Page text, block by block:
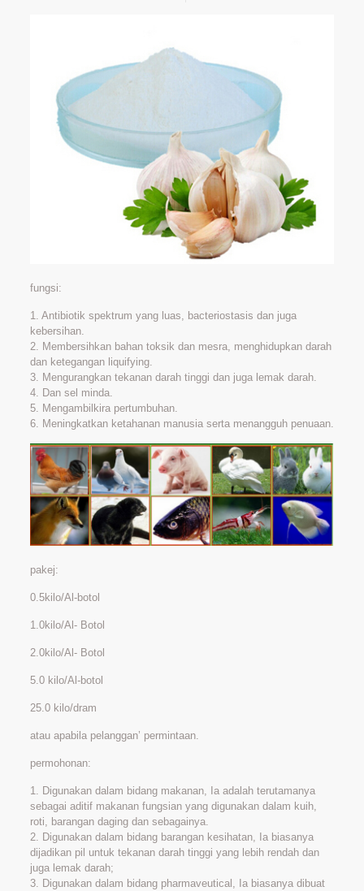
fungsi:
1. Antibiotik spektrum yang luas, bacteriostasis dan juga
kebersihan.
2. Membersihkan bahan toksik dan mesra, menghidupkan darah
dan ketegangan liquifying.
3. Mengurangkan tekanan darah tinggi dan juga lemak darah.
4. Dan sel minda.
5. Mengambilkira pertumbuhan.
6. Meningkatkan ketahanan manusia serta menangguh penuaan.
pakej:
0.5kilo/Al-botol
1.0kilo/Al- Botol
2.0kilo/Al- Botol
5.0 kilo/Al-botol
25.0 kilo/dram
atau apabila pelanggan’ permintaan.
permohonan:
1. Digunakan dalam bidang makanan, Ia adalah terutamanya
sebagai aditif makanan fungsian yang digunakan dalam kuih,
roti, barangan daging dan sebagainya.
2. Digunakan dalam bidang barangan kesihatan, Ia biasanya
dijadikan pil untuk tekanan darah tinggi yang lebih rendah dan
juga lemak darah;
3. Digunakan dalam bidang pharmaveutical, Ia biasanya dibuat